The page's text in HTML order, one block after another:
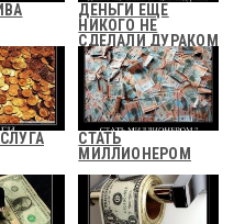
ДЕНЬГИ ЕЩЕ
НИКОГО НЕ
СДЕЛАЛИ ДУРАКОМ
СТАТЬ
МИЛЛИОНЕРОМ